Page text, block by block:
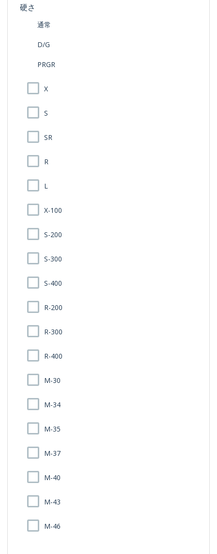
硬さ
通常
D/G
PRGR
X
S
SR
R
L
X-100
S-200
S-300
S-400
R-200
R-300
R-400
M-30
M-34
M-35
M-37
M-40
M-43
M-46